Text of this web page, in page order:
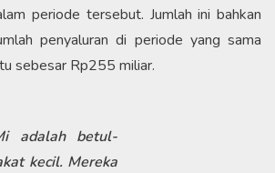
periode tersebut. Jumlah ini bahkan
penyaluran di periode yang sama
sebesar Rp255 miliar.
adalah betul-
kecil. Mereka